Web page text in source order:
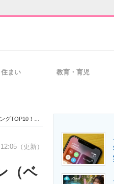
経営リーダーのコミュニティ
住まい 教育・育児
SHUN」
（更新）
（ベ